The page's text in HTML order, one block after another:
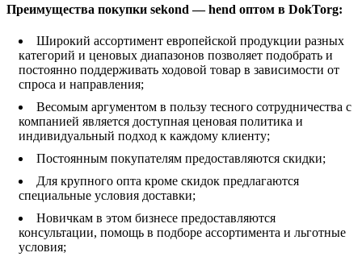
Преимущества покупки sekond — hend оптом в DokTorg:
Широкий ассортимент европейской продукции разных
категорий и ценовых диапазонов позволяет подобрать и
постоянно поддерживать ходовой товар в зависимости от
спроса и направления;
Весомым аргументом в пользу тесного сотрудничества с
компанией является доступная ценовая политика и
индивидуальный подход к каждому клиенту;
Постоянным покупателям предоставляются скидки;
Для крупного опта кроме скидок предлагаются
специальные условия доставки;
Новичкам в этом бизнесе предоставляются
консультации, помощь в подборе ассортимента и льготные
условия;